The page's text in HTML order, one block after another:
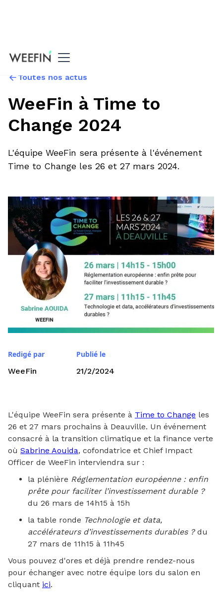
Toutes nos actus
WeeFin à Time to
Change 2024
L'équipe WeeFin sera présente à l'événement
Time to Change les 26 et 27 mars 2024.
Redigé par
WeeFin
Publié le
21/2/2024
L'équipe WeeFin sera présente à Time to Change les
26 et 27 mars prochains à Deauville. Un événement
consacré à la transition climatique et la finance verte
où Sabrine Aouida, cofondatrice et Chief Impact
Officer de WeeFin interviendra sur :
la plénière Réglementation européenne : enfin
prête pour faciliter l’investissement durable ?
du 26 mars de 14h15 à 15h
la table ronde Technologie et data,
accélérateurs d’investissements durables ? du
27 mars de 11h15 à 11h45
Vous pouvez d'ores et déjà prendre rendez-nous
pour échanger avec notre équipe lors du salon en
cliquant ici.